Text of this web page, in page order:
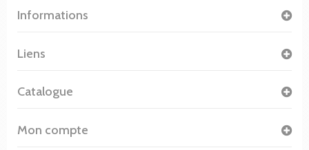
Informations
Liens
Catalogue
Mon compte